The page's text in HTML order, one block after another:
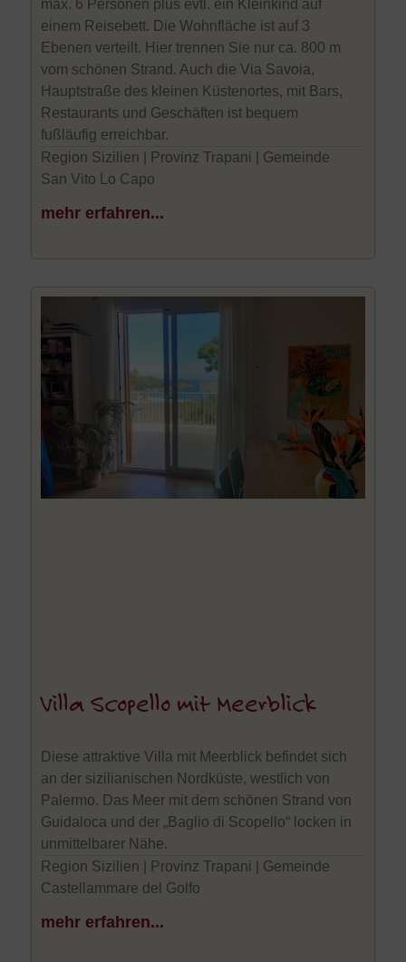
max. 6 Personen plus evtl. ein Kleinkind auf
einem Reisebett. Die Wohnfläche ist auf 3
Ebenen verteilt. Hier trennen Sie nur ca. 800 m
vom schönen Strand. Auch die Via Savoia,
Hauptstraße des kleinen Küstenortes, mit Bars,
Restaurants und Geschäften ist bequem
fußläufig erreichbar.
Region Sizilien | Provinz Trapani | Gemeinde
San Vito Lo Capo
mehr erfahren...
Villa Scopello mit Meerblick
Diese attraktive Villa mit Meerblick befindet sich
an der sizilianischen Nordküste, westlich von
Palermo. Das Meer mit dem schönen Strand von
Guidaloca und der „Baglio di Scopello“ locken in
unmittelbarer Nähe.
Region Sizilien | Provinz Trapani | Gemeinde
Castellammare del Golfo
mehr erfahren...